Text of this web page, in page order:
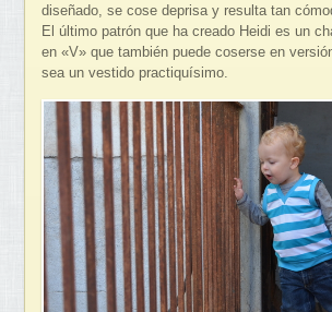
diseñado, se cose deprisa y resulta tan
El último patrón que ha creado Heidi es un
en «V» que también puede coserse en
sea un vestido practiquísimo.